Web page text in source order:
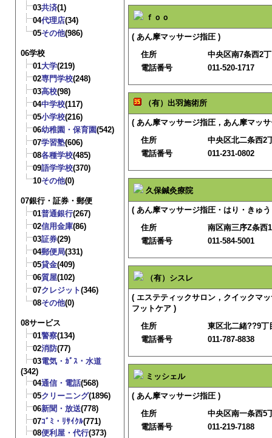
03共済(1)
04代理店(34)
05その他(986)
06学校
01大学(219)
02専門学校(248)
03高校(98)
04中学校(117)
05小学校(216)
06幼稚園・保育園(542)
07学習塾(606)
08各種学校(485)
09語学学校(370)
10その他(0)
07銀行・証券・郵便
01普通銀行(267)
02信用金庫(86)
03証券(29)
04郵便局(331)
05貸金(409)
06質屋(102)
07クレジット(346)
08その他(0)
08サービス
01警察(134)
02消防(77)
03電気・ｶﾞｽ・水道
(342)
04通信・電話(568)
05クリーニング(1896)
06新聞・放送(778)
07ｺﾞﾐ・ﾘｻｲｸﾙ(771)
08便利屋・代行(373)
ｆｏｏ
( あん摩マッサージ指圧 )
住所
中央区南7条西2
電話番号
011-520-1717
（有）出羽施術所
( あん摩マッサージ指圧，あん摩マッ
住所
中央区北二条西2
電話番号
011-231-0802
久保鍼灸療院
( あん摩マッサージ指圧・はり・きゅ
住所
南区南三序Z条西
電話番号
011-584-5001
（有）シスレ
( エステティックサロン，クイックマ
フットケア )
住所
東区北二緒??9丁
電話番号
011-787-8838
ミッシェル
( あん摩マッサージ指圧 )
住所
中央区南一条西5
電話番号
011-219-7188